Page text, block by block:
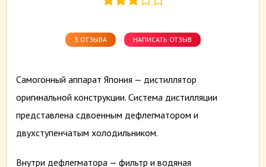
3 ОТЗЫВА НАПИСАТЬ ОТЗЫВ
Самогонный аппарат Япония — дистиллятор
оригинальной конструкции. Система дистилляции
представлена сдвоенным дефлегматором и
двухступенчатым холодильником.
Внутри дефлегматора — фильтр и водяная